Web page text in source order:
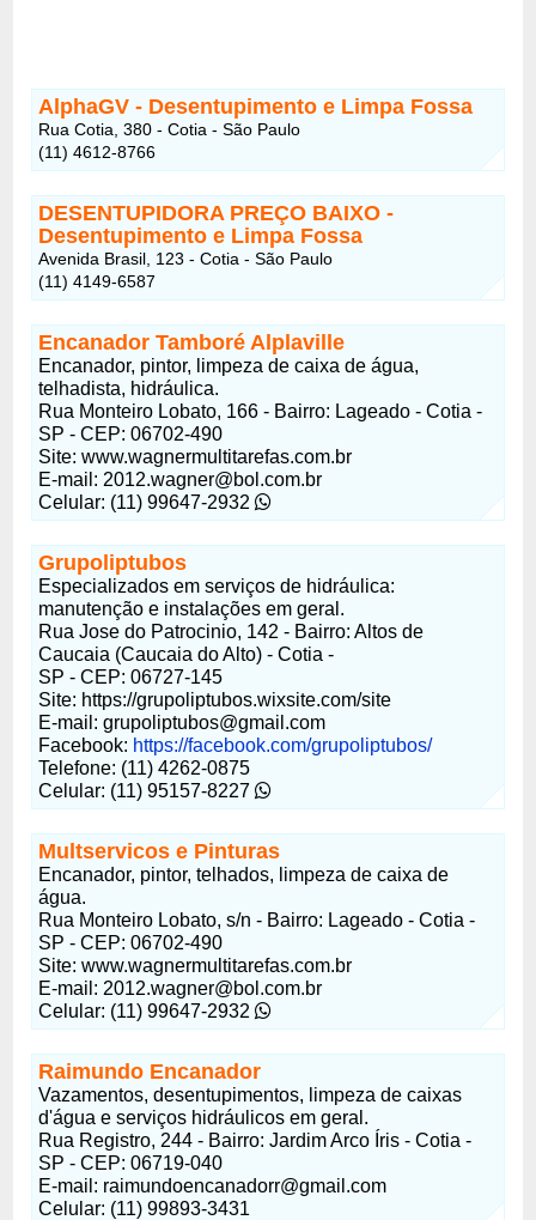
AlphaGV - Desentupimento e Limpa Fossa
Rua Cotia, 380 - Cotia - São Paulo
(11) 4612-8766
DESENTUPIDORA PREÇO BAIXO -
Desentupimento e Limpa Fossa
Avenida Brasil, 123 - Cotia - São Paulo
(11) 4149-6587
Encanador Tamboré Alplaville
Encanador, pintor, limpeza de caixa de água,
telhadista, hidráulica.
Rua Monteiro Lobato, 166 - Bairro: Lageado - Cotia -
SP - CEP: 06702-490
Site: www.wagnermultitarefas.com.br
E-mail: 2012.wagner@bol.com.br
Celular: (11) 99647-2932
Grupoliptubos
Especializados em serviços de hidráulica:
manutenção e instalações em geral.
Rua Jose do Patrocinio, 142 - Bairro: Altos de
Caucaia (Caucaia do Alto) - Cotia -
SP - CEP: 06727-145
Site: https://grupoliptubos.wixsite.com/site
E-mail: grupoliptubos@gmail.com
Facebook: https://facebook.com/grupoliptubos/
Telefone: (11) 4262-0875
Celular: (11) 95157-8227
Multservicos e Pinturas
Encanador, pintor, telhados, limpeza de caixa de
água.
Rua Monteiro Lobato, s/n - Bairro: Lageado - Cotia -
SP - CEP: 06702-490
Site: www.wagnermultitarefas.com.br
E-mail: 2012.wagner@bol.com.br
Celular: (11) 99647-2932
Raimundo Encanador
Vazamentos, desentupimentos, limpeza de caixas
d'água e serviços hidráulicos em geral.
Rua Registro, 244 - Bairro: Jardim Arco Íris - Cotia -
SP - CEP: 06719-040
E-mail: raimundoencanadorr@gmail.com
Celular: (11) 99893-3431